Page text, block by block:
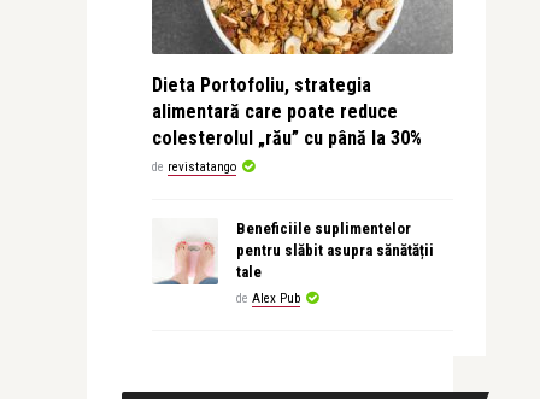
Dieta Portofoliu, strategia
alimentară care poate reduce
colesterolul „rău” cu până la 30%
de revistatango
Beneficiile suplimentelor
pentru slăbit asupra sănătății
tale
de Alex Pub